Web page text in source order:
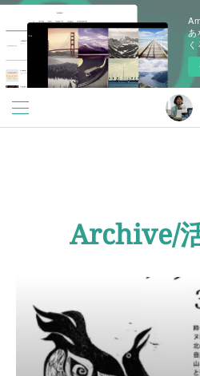
あ
く
Archive/